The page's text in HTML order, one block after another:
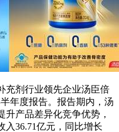
充剂行业领先企业汤臣倍
年度报告。报告期内，汤
升产品差异化竞争优势，
入36.71亿元，同比增长